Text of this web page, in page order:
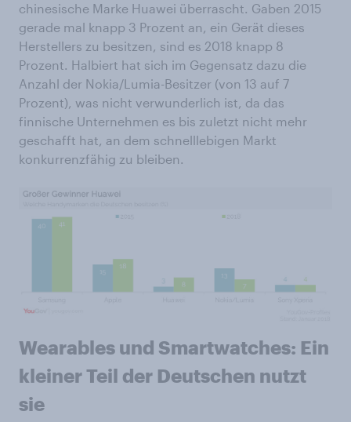
chinesische Marke Huawei überrascht. Gaben 2015
gerade mal knapp 3 Prozent an, ein Gerät dieses
Herstellers zu besitzen, sind es 2018 knapp 8
Prozent. Halbiert hat sich im Gegensatz dazu die
Anzahl der Nokia/Lumia-Besitzer (von 13 auf 7
Prozent), was nicht verwunderlich ist, da das
finnische Unternehmen es bis zuletzt nicht mehr
geschafft hat, an dem schnelllebigen Markt
konkurrenzfähig zu bleiben.
Wearables und Smartwatches: Ein
kleiner Teil der Deutschen nutzt
sie